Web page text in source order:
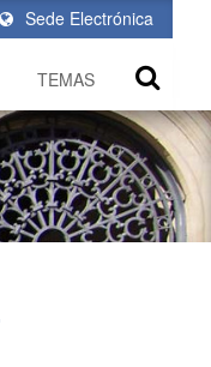
Sede Electrónica
TEMAS